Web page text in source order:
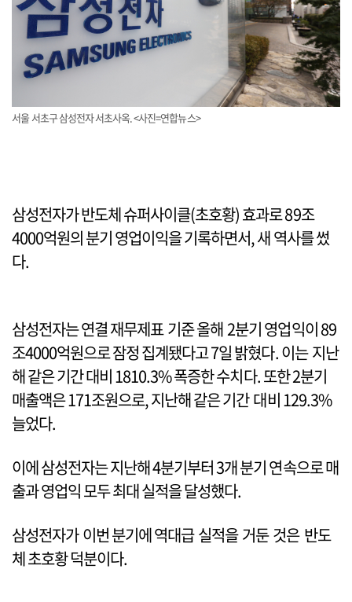
서울 서초구 삼성전자 서초사옥. <사진=연합뉴스>
삼성전자가 반도체 슈퍼사이클(초호황) 효과로 89조
4000억원의 분기 영업이익을 기록하면서, 새 역사를 썼
다.
삼성전자는 연결 재무제표 기준 올해 2분기 영업익이 89
조4000억원으로 잠정 집계됐다고 7일 밝혔다. 이는 지난
해 같은 기간 대비 1810.3% 폭증한 수치다. 또한 2분기
매출액은 171조원으로, 지난해 같은 기간 대비 129.3%
늘었다.
이에 삼성전자는 지난해 4분기부터 3개 분기 연속으로 매
출과 영업익 모두 최대 실적을 달성했다.
삼성전자가 이번 분기에 역대급 실적을 거둔 것은 반도
체 초호황 덕분이다.